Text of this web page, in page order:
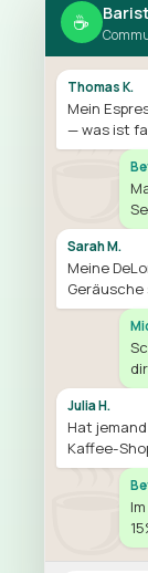
☕
Thomas K.
Mein
— was ist
Sarah M.
Meine
Julia H.
Hat
Kaffee-